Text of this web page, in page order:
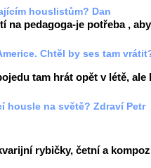
houslistům? Dan
na pedagoga-je potřeba ,
Chtěl by ses tam
tam hrát opět v létě, ale
housle na světě? Zdraví Petr
rybičky, četní a